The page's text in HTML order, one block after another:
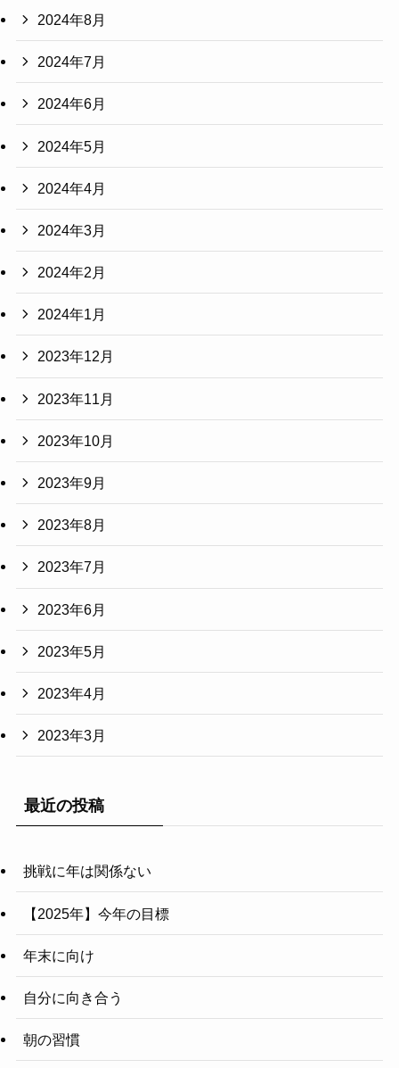
2024年8月
2024年7月
2024年6月
2024年5月
2024年4月
2024年3月
2024年2月
2024年1月
2023年12月
2023年11月
2023年10月
2023年9月
2023年8月
2023年7月
2023年6月
2023年5月
2023年4月
2023年3月
最近の投稿
挑戦に年は関係ない
【2025年】今年の目標
年末に向け
自分に向き合う
朝の習慣